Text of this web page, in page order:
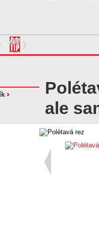
ale